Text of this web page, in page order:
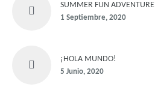
SUMMER FUN ADVENTURE
1 Septiembre, 2020
¡HOLA MUNDO!
5 Junio, 2020